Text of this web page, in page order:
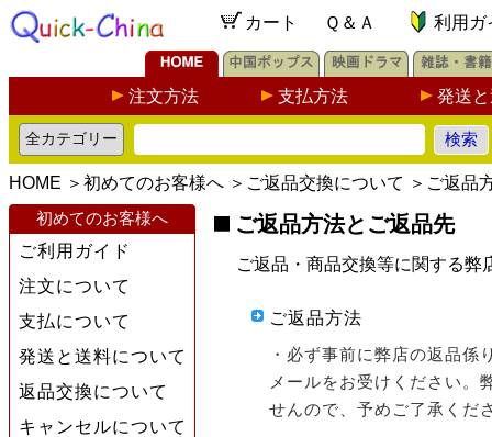
カート Ｑ＆Ａ 利用ガ
注文方法 支払方法 発送
HOME ＞ 初めてのお客様へ ＞ ご返品交換について ＞ ご返品
初めてのお客様へ
ご利用ガイド
注文について
支払について
発送と送料について
返品交換について
キャンセルについて
ご返品方法とご返品先
ご返品・商品交換等に関する
ご返品方法
・必ず事前に弊店の返品係
メールをお受けください。
せんので、予めご了承くだ